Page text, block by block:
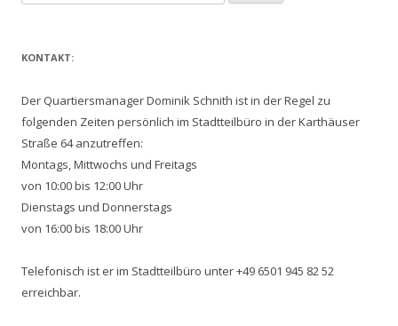
nach:
KONTAKT:
Der Quartiersmanager Dominik Schnith ist in der Regel zu
folgenden Zeiten persönlich im Stadtteilbüro in der Karthäuser
Straße 64 anzutreffen:
Montags, Mittwochs und Freitags
von 10:00 bis 12:00 Uhr
Dienstags und Donnerstags
von 16:00 bis 18:00 Uhr
Telefonisch ist er im Stadtteilbüro unter +49 6501 945 82 52
erreichbar.